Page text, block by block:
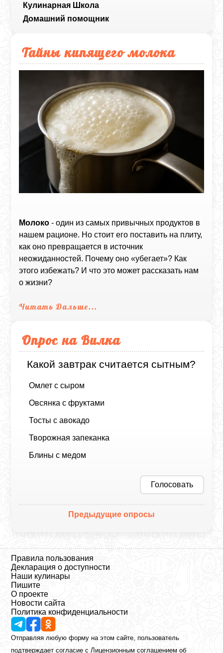
Кулинарная Школа
Домашний помощник
Тайны кипящего молока
Молоко - один из самых привычных продуктов в
нашем рационе. Но стоит его поставить на плиту,
как оно превращается в источник
неожиданностей. Почему оно «убегает»? Как
этого избежать? И что это может рассказать нам
о жизни?
Читать Дальше...
Опрос на Вилка
Какой завтрак считается сытным?
Омлет с сыром
Овсянка с фруктами
Тосты с авокадо
Творожная запеканка
Блины с медом
Голосовать
Предыдущие опросы
Правила пользования
Декларация о доступности
Наши кулинары
Пишите
О проекте
Новости сайта
Политика конфиденциальности
Отправляя любую форму на этом сайте, пользователь
подтверждает согласие с Лицензионным соглашениемоб